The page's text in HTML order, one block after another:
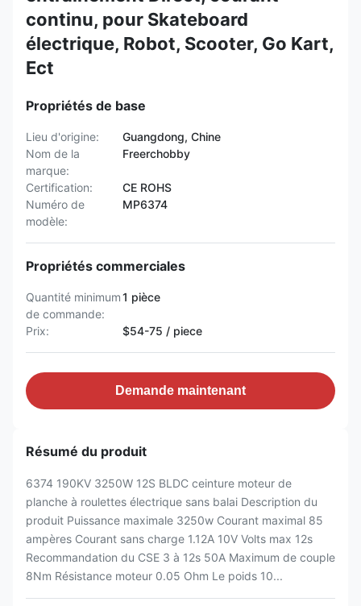
continu, pour Skateboard
électrique, Robot, Scooter, Go Kart,
Ect
Propriétés de base
Lieu d'origine:
Guangdong, Chine
Nom de la
marque:
Freerchobby
Certification:
CE ROHS
Numéro de
modèle:
MP6374
Propriétés commerciales
Quantité minimum
de commande:
1 pièce
Prix: $54-75 / piece
Demande maintenant
Résumé du produit
6374 190KV 3250W 12S BLDC ceinture moteur de
planche à roulettes électrique sans balai Description du
produit Puissance maximale 3250w Courant maximal 85
ampères Courant sans charge 1.12A 10V Volts max 12s
Recommandation du CSE 3 à 12s 50A Maximum de couple
8Nm Résistance moteur 0.05 Ohm Le poids 10...